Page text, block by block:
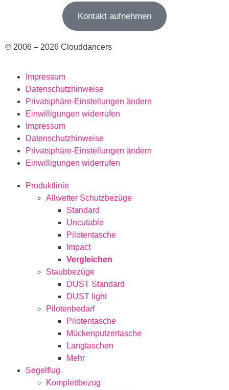
Kontakt aufnehmen
© 2006 – 2026 Clouddancers
Impressum
Datenschutzhinweise
Privatsphäre-Einstellungen ändern
Einwilligungen widerrufen
Impressum
Datenschutzhinweise
Privatsphäre-Einstellungen ändern
Einwilligungen widerrufen
Produktlinie
Allwetter Schutzbezüge
Standard
Uncutable
Pilotentasche
Impact
Vergleichen
Staubbezüge
DUST Standard
DUST light
Pilotenbedarf
Pilotentasche
Mückenputzertasche
Langtaschen
Mehr
Segelflug
Komplettbezug